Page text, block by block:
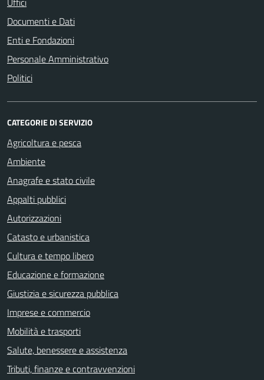
Documenti e Dati
Enti e Fondazioni
Personale Amministrativo
Politici
CATEGORIE DI SERVIZIO
Agricoltura e pesca
Ambiente
Anagrafe e stato civile
Appalti pubblici
Autorizzazioni
Catasto e urbanistica
Cultura e tempo libero
Educazione e formazione
Giustizia e sicurezza pubblica
Imprese e commercio
Mobilità e trasporti
Salute, benessere e assistenza
Tributi, finanze e contravvenzioni